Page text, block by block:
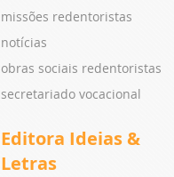
missões redentoristas
notícias
obras sociais redentoristas
secretariado vocacional
Editora Ideias &
Letras